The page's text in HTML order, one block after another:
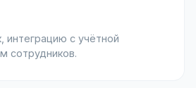
с учётной
сотрудников.